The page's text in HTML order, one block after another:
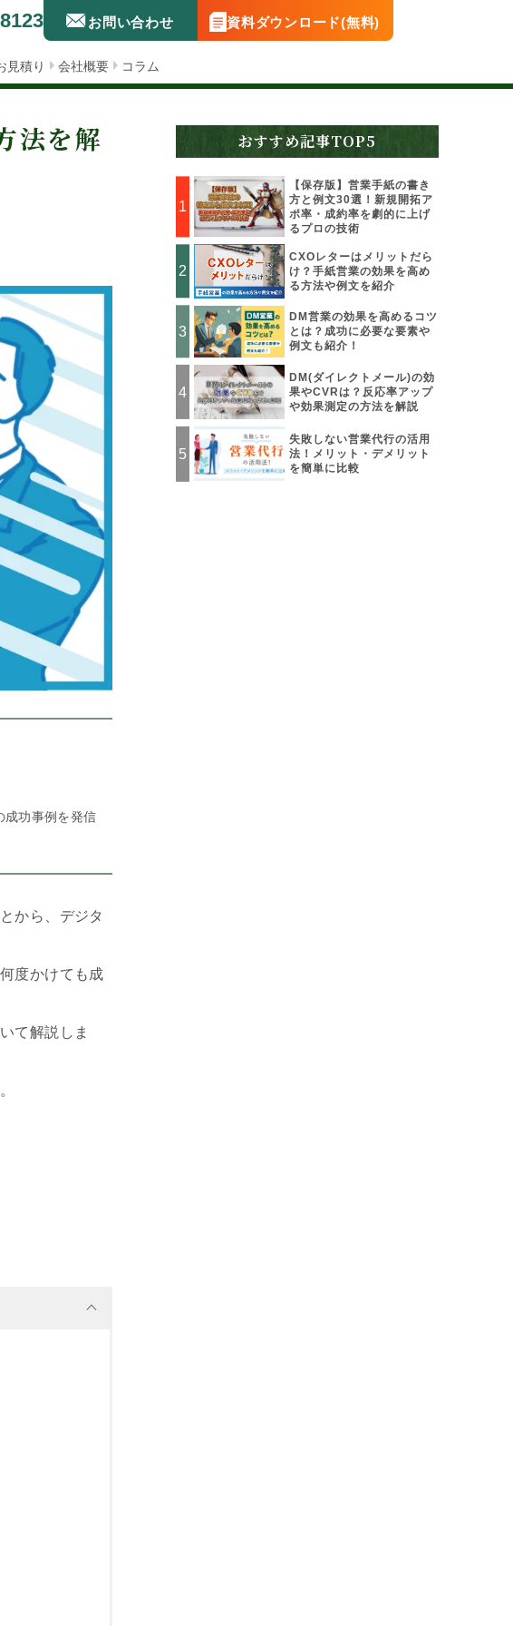
お問い合わせ 資料ダウンロード(無料)
見積り 会社概要 コラム
法を解
成功事例を発信
から、デジタ
度かけても成
て解説しま
おすすめ記事TOP5
【保存版】営業手紙の書き
方と例文30選！新規開拓ア
ポ率・成約率を劇的に上げ
るプロの技術
CXOレターはメリットだら
け？手紙営業の効果を高め
る方法や例文を紹介
DM営業の効果を高めるコツ
とは？成功に必要な要素や
例文も紹介！
DM(ダイレクトメール)の効
果やCVRは？反応率アップ
や効果測定の方法を解説
失敗しない営業代行の活用
法！メリット・デメリット
を簡単に比較